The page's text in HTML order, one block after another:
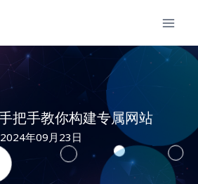
把手教你构建专属网站
2024年09月23日